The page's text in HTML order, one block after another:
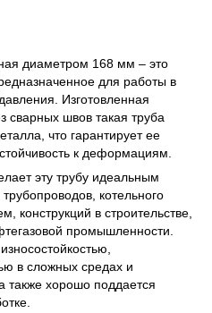
диаметром 168 мм – это
для работы в
Изготовленная
сварных швов такая труба
что гарантирует ее
к деформациям.
эту трубу идеальным
котельного
конструкций в строительстве,
промышленности.
в сложных средах и
также хорошо поддается